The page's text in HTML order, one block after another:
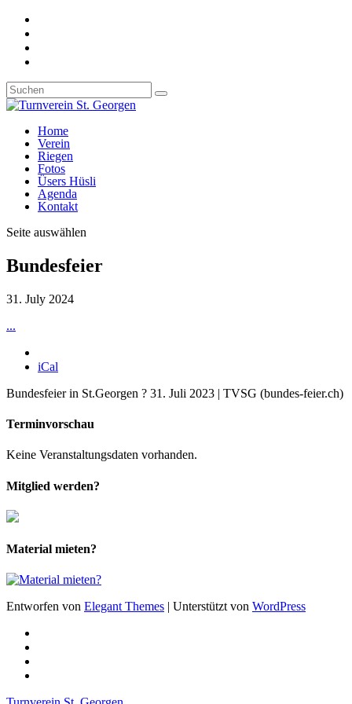
Home
Verein
Riegen
Fotos
Üsers Hüsli
Agenda
Kontakt
Seite auswählen
Bundesfeier
31. July 2024
...
iCal
Bundesfeier in St.Georgen ? 31. Juli 2023 | TVSG (bundes-feier.ch)
Terminvorschau
Keine Veranstaltungsdaten vorhanden.
Mitglied werden?
Material mieten?
Entworfen von Elegant Themes | Unterstützt von WordPress